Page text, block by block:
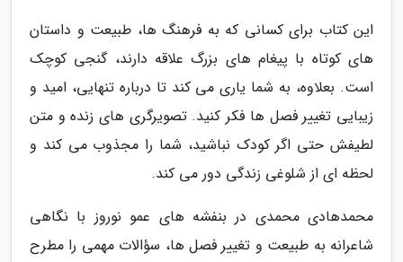
این کتاب برای کسانی که به فرهنگ ها، طبیعت و داستان
های کوتاه با پیغام های بزرگ علاقه دارند، گنجی کوچک
است. بعلاوه، به شما یاری می کند تا درباره تنهایی، امید و
زیبایی تغییر فصل ها فکر کنید. تصویرگری های زنده و متن
لطیفش حتی اگر کودک نباشید، شما را مجذوب می کند و
لحظه ای از شلوغی زندگی دور می کند.
محمدهادی محمدی در بنفشه های عمو نوروز با نگاهی
شاعرانه به طبیعت و تغییر فصل ها، سؤالات مهمی را مطرح